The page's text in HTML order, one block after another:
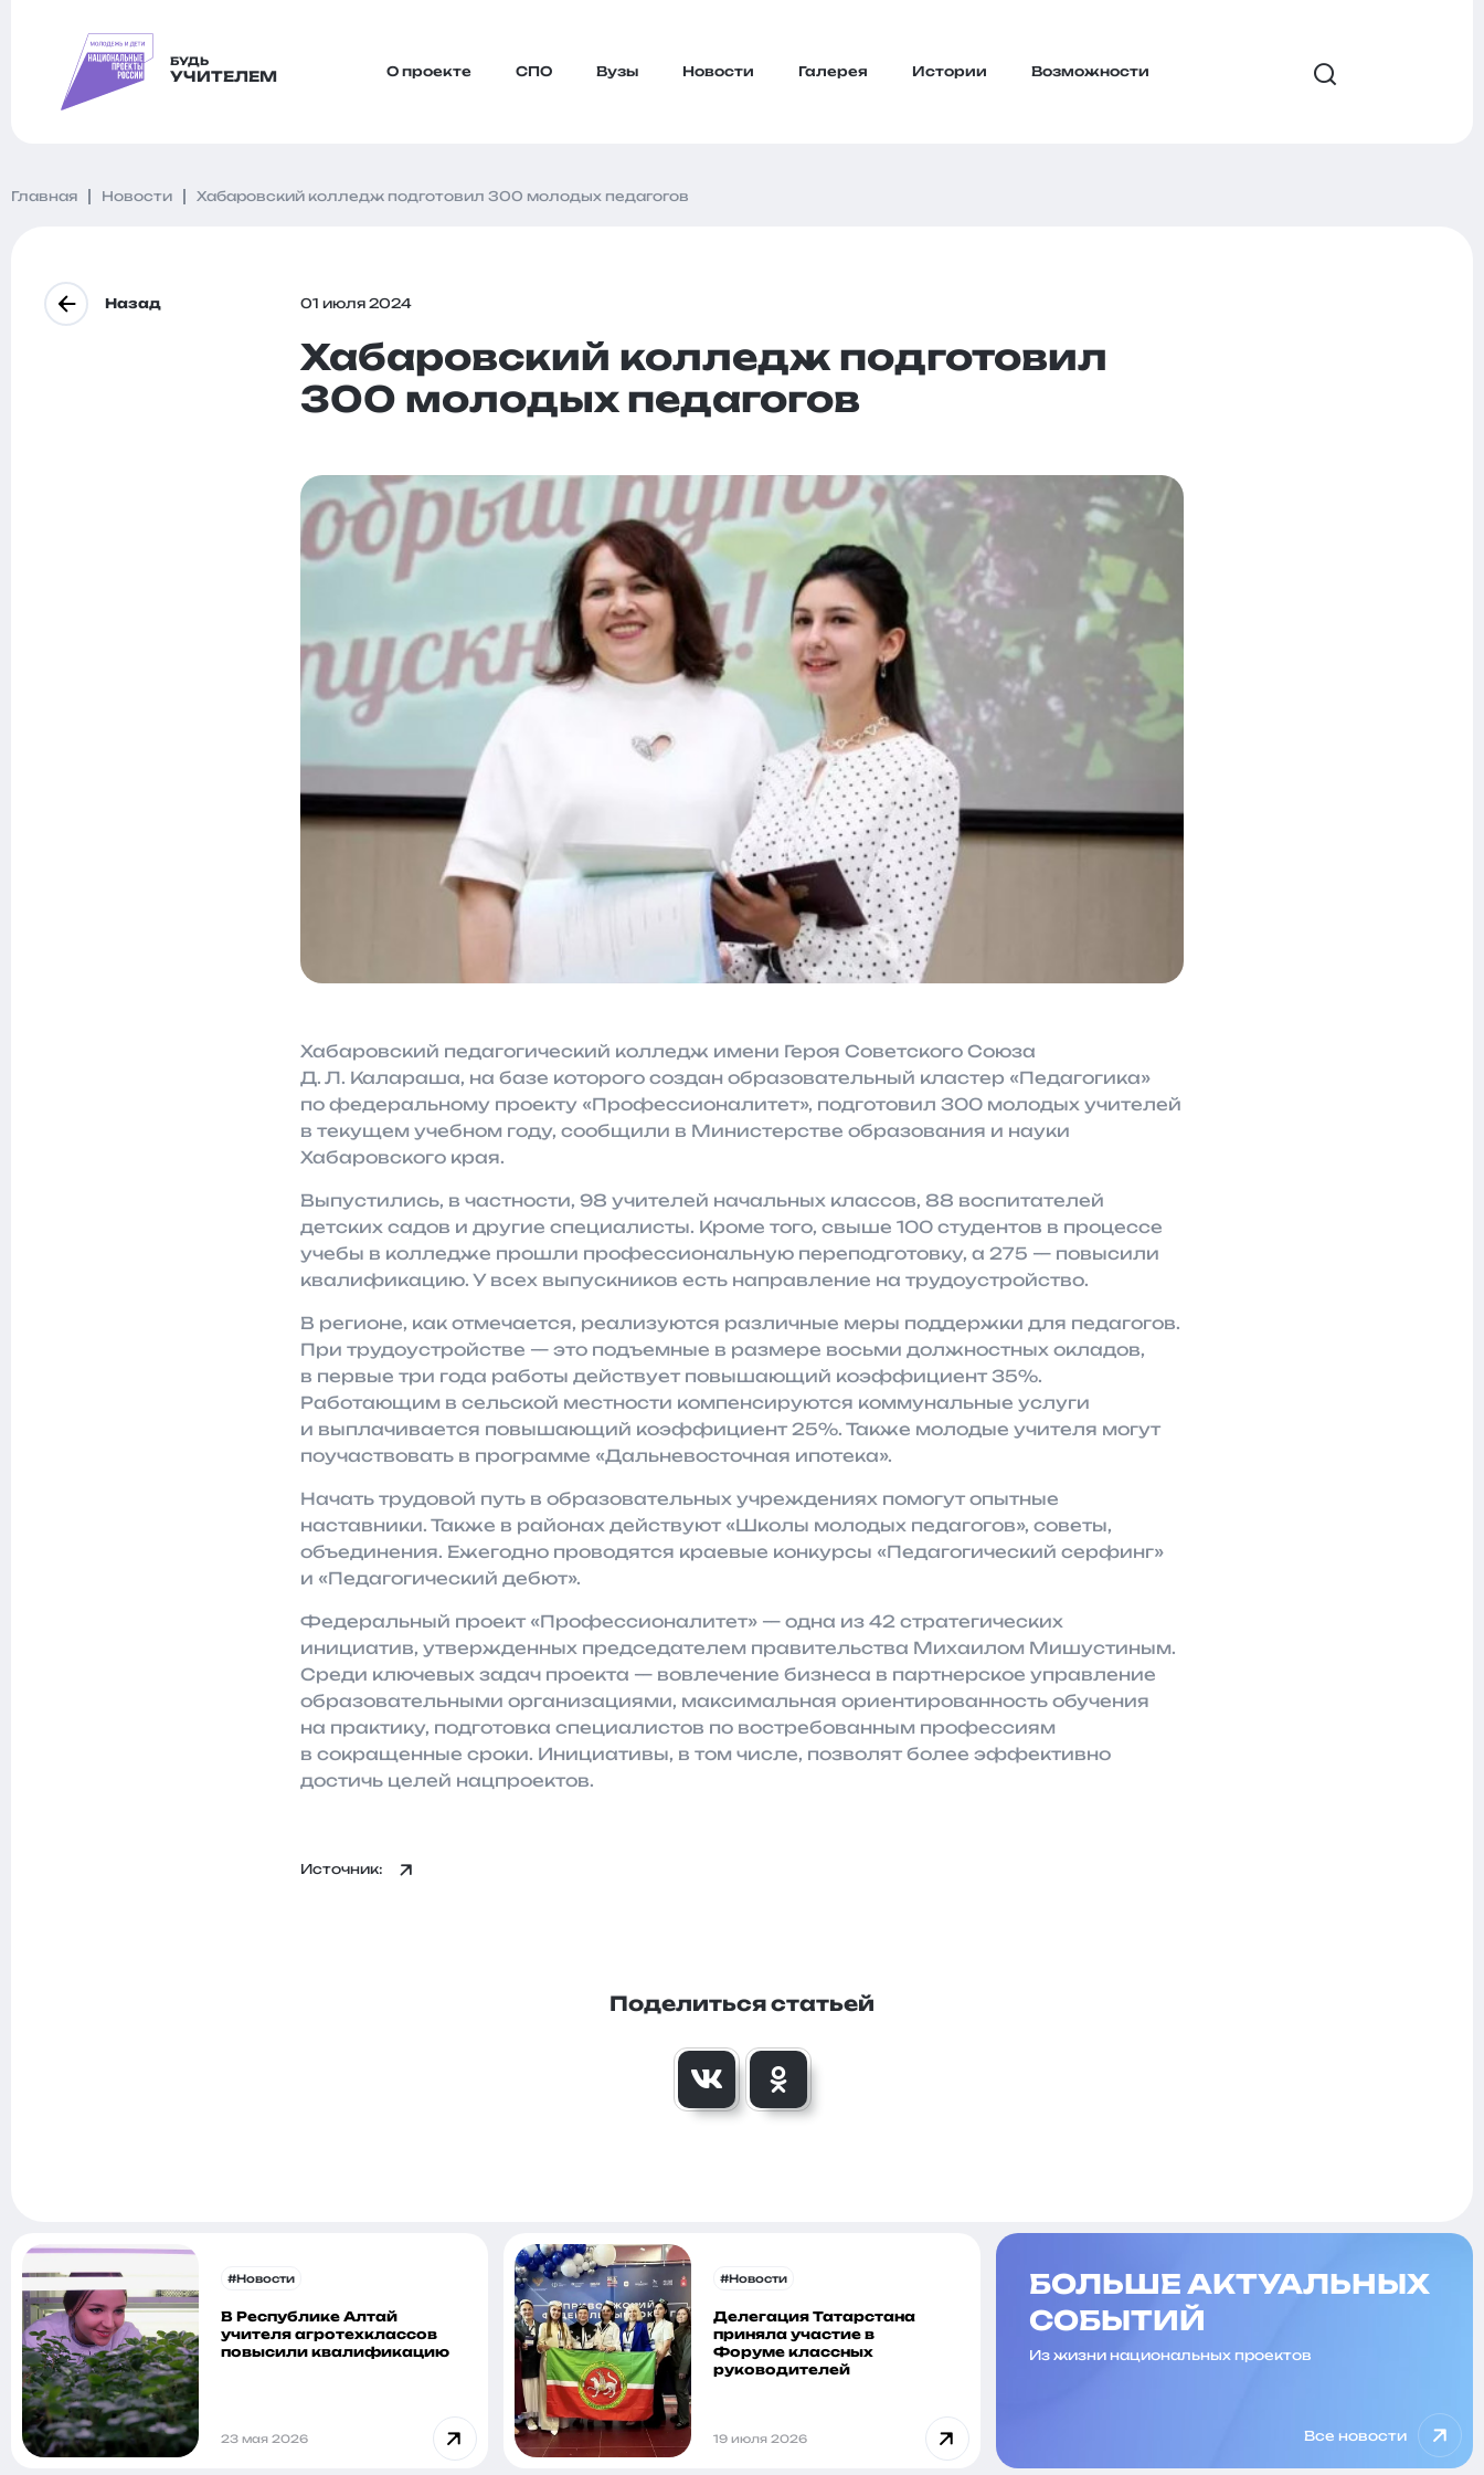
БУДЬ
УЧИТЕЛЕМ О проекте СПО Вузы Новости Галерея Истории Возможности
Главная Новости Хабаровский колледж подготовил 300 молодых педагогов
Назад 01 июля 2024
Хабаровский колледж подготовил
300 молодых педагогов
Хабаровский педагогический колледж имени Героя Советского Союза
Д. Л. Калараша, на базе которого создан образовательный кластер «Педагогика»
по федеральному проекту «Профессионалитет», подготовил 300 молодых учителей
в текущем учебном году, сообщили в Министерстве образования и науки
Хабаровского края.
Выпустились, в частности, 98 учителей начальных классов, 88 воспитателей
детских садов и другие специалисты. Кроме того, свыше 100 студентов в процессе
учебы в колледже прошли профессиональную переподготовку, а 275 — повысили
квалификацию. У всех выпускников есть направление на трудоустройство.
В регионе, как отмечается, реализуются различные меры поддержки для педагогов.
При трудоустройстве — это подъемные в размере восьми должностных окладов,
в первые три года работы действует повышающий коэффициент 35%.
Работающим в сельской местности компенсируются коммунальные услуги
и выплачивается повышающий коэффициент 25%. Также молодые учителя могут
поучаствовать в программе «Дальневосточная ипотека».
Начать трудовой путь в образовательных учреждениях помогут опытные
наставники. Также в районах действуют «Школы молодых педагогов», советы,
объединения. Ежегодно проводятся краевые конкурсы «Педагогический серфинг»
и «Педагогический дебют».
Федеральный проект «Профессионалитет» — одна из 42 стратегических
инициатив, утвержденных председателем правительства Михаилом Мишустиным.
Среди ключевых задач проекта — вовлечение бизнеса в партнерское управление
образовательными организациями, максимальная ориентированность обучения
на практику, подготовка специалистов по востребованным профессиям
в сокращенные сроки. Инициативы, в том числе, позволят более эффективно
достичь целей нацпроектов.
Источник:
Поделиться статьей
#Новости
В Республике Алтай
учителя агротехклассов
повысили квалификацию
23 мая 2026
#Новости
Делегация Татарстана
приняла участие в
Форуме классных
руководителей
19 июля 2026
БОЛЬШЕ АКТУАЛЬНЫХ
СОБЫТИЙ
Из жизни национальных проектов
Все новости